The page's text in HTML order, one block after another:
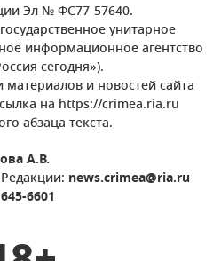
Эл № ФС77-57640.
унитарное
информационное агентство
сегодня»).
и новостей сайта
на https://crimea.ria.ru
абзаца текста.
А.В.
news.crimea@ria.ru
6601